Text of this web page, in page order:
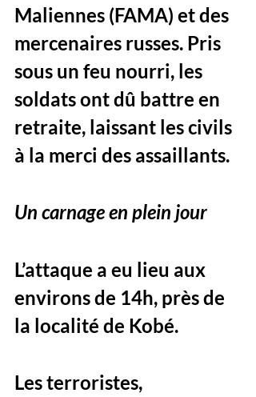
Maliennes (FAMA) et des
mercenaires russes. Pris
sous un feu nourri, les
soldats ont dû battre en
retraite, laissant les civils
à la merci des assaillants.
Un carnage en plein jour
L’attaque a eu lieu aux
environs de 14h, près de
la localité de Kobé.
Les terroristes,